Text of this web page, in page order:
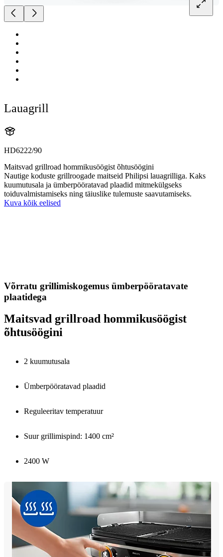
Lauagrill
HD6222/90
Maitsvad grillroad hommikusöögist õhtusöögini
Nautige koduste grillroogade maitseid Philipsi lauagrilliga. Kaks
kuumutusala ja ümberpööratavad plaadid mitmekülgseks
toiduvalmistamiseks ning täiuslike tulemuste saavutamiseks.
Kuva kõik eelised
Võrratu grillimiskogemus ümberpööratavate
plaatidega
Maitsvad grillroad hommikusöögist
õhtusöögini
2 kuumutusala
Ümberpööratavad plaadid
Reguleeritav temperatuur
Suur grillimispind: 1400 cm²
2400 W